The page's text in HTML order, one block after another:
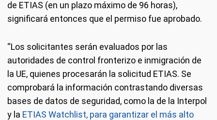
de ETIAS (en un plazo máximo de 96 horas),
significará entonces que el permiso fue aprobado.
“Los solicitantes serán evaluados por las
autoridades de control fronterizo e inmigración de
la UE, quienes procesarán la solicitud ETIAS. Se
comprobará la información contrastando diversas
bases de datos de seguridad, como la de la Interpol
y la ETIAS Watchlist, para garantizar el más alto